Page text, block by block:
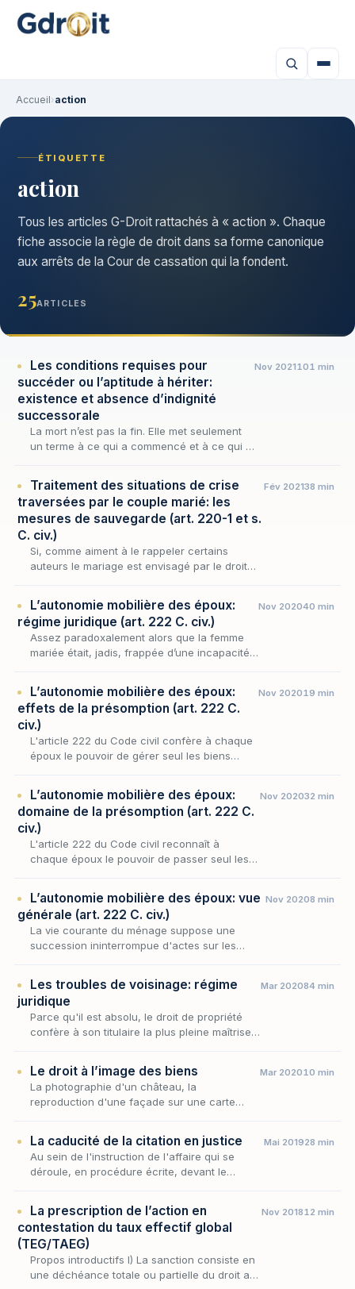
Accueil›action
ÉTIQUETTE
action
Tous les articles G-Droit rattachés à « action ». Chaque
fiche associe la règle de droit dans sa forme canonique
aux arrêts de la Cour de cassation qui la fondent.
25ARTICLES
Les conditions requises pour
succéder ou l’aptitude à hériter:
existence et absence d’indignité
successorale
La mort n’est pas la fin. Elle met seulement
un terme à ce qui a commencé et à ce qui a
Nov 2021101 min
Traitement des situations de crise
traversées par le couple marié: les
mesures de sauvegarde (art. 220-1 et s.
C. civ.)
Si, comme aiment à le rappeler certains
auteurs le mariage est envisagé par le droit
fondateur…
Fév 202138 min
L’autonomie mobilière des époux:
régime juridique (art. 222 C. civ.)
Assez paradoxalement alors que la femme
mariée était, jadis, frappée d’une incapacité
plus pr…
Nov 202040 min
L’autonomie mobilière des époux:
effets de la présomption (art. 222 C.
civ.)
L'article 222 du Code civil confère à chaque
époux le pouvoir de gérer seul les biens
l'acte…
Nov 202019 min
L’autonomie mobilière des époux:
domaine de la présomption (art. 222 C.
civ.)
L'article 222 du Code civil reconnaît à
chaque époux le pouvoir de passer seul les
détie…
Nov 202032 min
L’autonomie mobilière des époux: vue
générale (art. 222 C. civ.)
La vie courante du ménage suppose une
succession ininterrompue d'actes sur les
mobilier du foye…
Nov 20208 min
Les troubles de voisinage: régime
juridique
Parce qu'il est absolu, le droit de propriété
confère à son titulaire la plus pleine maîtrise
Mar 202084 min
Le droit à l’image des biens
La photographie d'un château, la
reproduction d'une façade sur une carte
d'exploitations…
Mar 202010 min
La caducité de la citation en justice
Au sein de l'instruction de l'affaire qui se
déroule, en procédure écrite, devant le
s…
Mai 201928 min
La prescription de l’action en
contestation du taux effectif global
(TEG/TAEG)
Propos introductifs I) La sanction consiste en
une déchéance totale ou partielle du droit aux
Nov 201812 min